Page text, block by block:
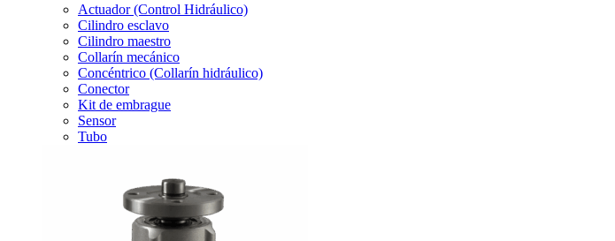
Actuador (Control Hidráulico)
Cilindro esclavo
Cilindro maestro
Collarín mecánico
Concéntrico (Collarín hidráulico)
Conector
Kit de embrague
Sensor
Tubo